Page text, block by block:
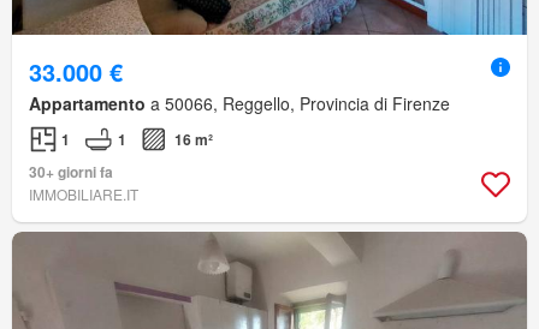
33.000 €
Appartamento a 50066, Reggello, Provincia di Firenze
1 1
16 m²
30+ giorni fa
IMMOBILIARE.IT